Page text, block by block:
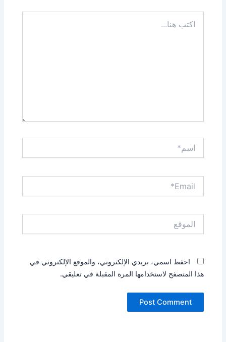
هنا...
احفظ اسمي، بريدي الإلكتروني، والموقع الإلكتروني في
هذا المتصفح لاستخدامها المرة المقبلة في تعليقي.